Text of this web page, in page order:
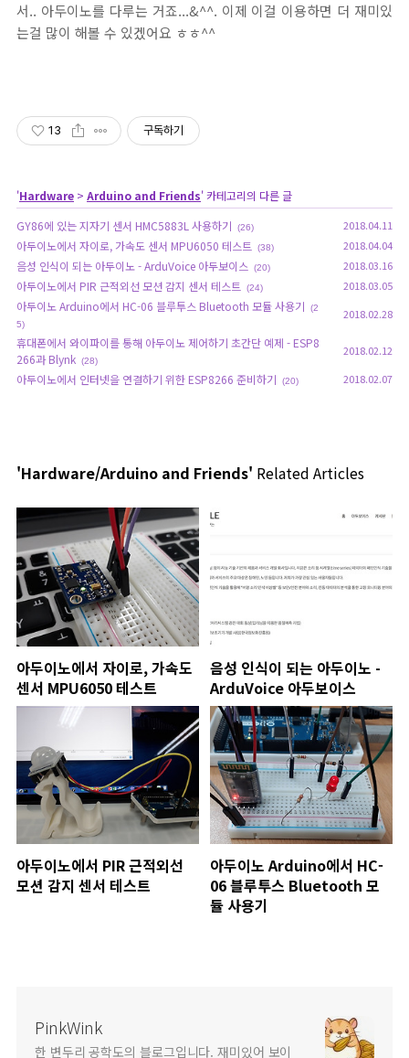
서.. 아두이노를 다루는 거죠...&^^. 이제 이걸 이용하면 더 재미있
는걸 많이 해볼 수 있겠어요 ㅎㅎ^^
13 구독하기
'Hardware > Arduino and Friends' 카테고리의 다른 글
GY86에 있는 지자기 센서 HMC5883L 사용하기
(26) 2018.04.11
아두이노에서 자이로, 가속도 센서 MPU6050 테스트 (38) 2018.04.04
음성 인식이 되는 아두이노 - ArduVoice 아두보이스 (20) 2018.03.16
아두이노에서 PIR 근적외선 모션 감지 센서 테스트 (24) 2018.03.05
아두이노 Arduino에서 HC-06 블루투스 Bluetooth 모듈 사용기
(2
5)
2018.02.28
휴대폰에서 와이파이를 통해 아두이노 제어하기 초간단 예제 - ESP8
266과 Blynk (28)
2018.02.12
아두이노에서 인터넷을 연결하기 위한 ESP8266 준비하기 (20) 2018.02.07
'Hardware/Arduino and Friends' Related Articles
아두이노에서 자이로, 가속도
센서 MPU6050 테스트
음성 인식이 되는 아두이노 -
ArduVoice 아두보이스
아두이노에서 PIR 근적외선
모션 감지 센서 테스트
아두이노 Arduino에서 HC-
06 블루투스 Bluetooth 모
듈 사용기
PinkWink
한 변두리 공학도의 블로그입니다. 재미있어 보이